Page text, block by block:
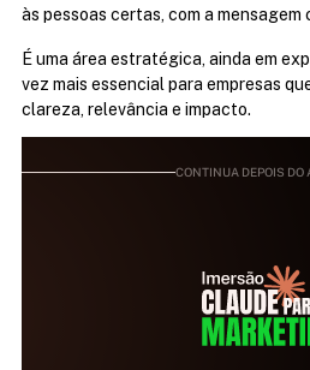
às pessoas certas, com a
É uma área estratégica, ainda em
vez mais essencial para empresas
clareza, relevância e impacto.
CONTINUA DEPOIS DO